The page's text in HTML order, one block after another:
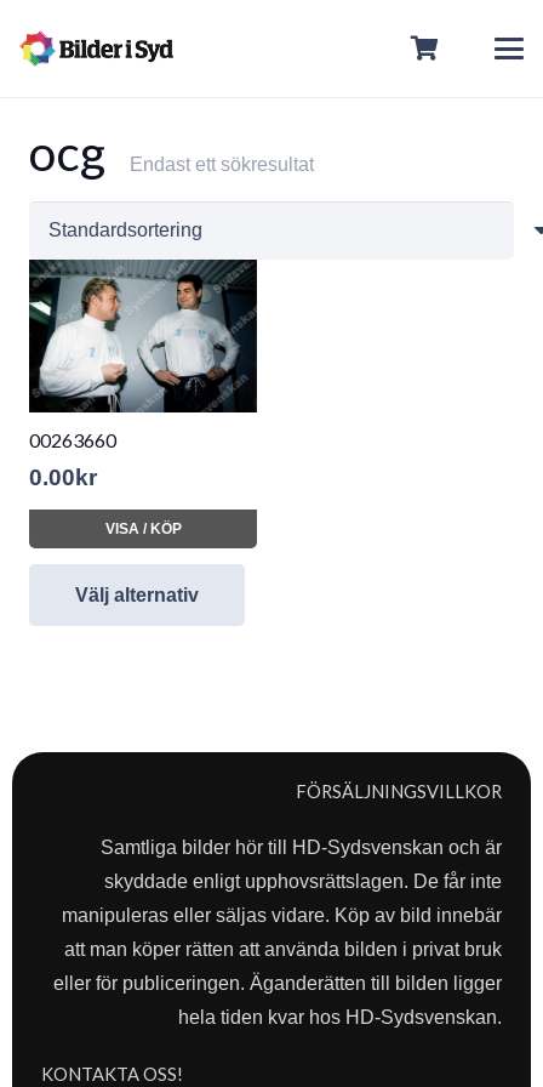
ocg Endast ett sökresultat
00263660
0.00 kr
VISA / KÖP
Välj alternativ
FÖRSÄLJNINGSVILLKOR
Samtliga bilder hör till HD-Sydsvenskan och är
skyddade enligt upphovsrättslagen. De får inte
manipuleras eller säljas vidare. Köp av bild innebär
att man köper rätten att använda bilden i privat bruk
eller för publiceringen. Äganderätten till bilden ligger
hela tiden kvar hos HD-Sydsvenskan.
KONTAKTA OSS!